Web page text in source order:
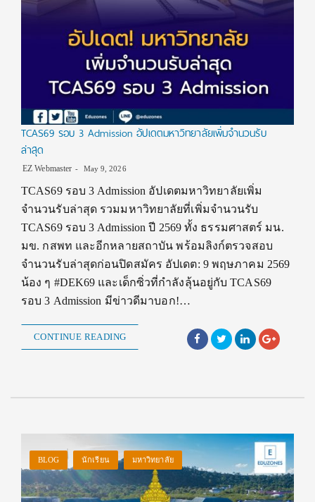
TCAS69 รอบ 3 Admission อัปเดตมหาวิทยาลัยเพิ่มจำนวนรับ
ล่าสุด
EZ Webmaster May 9, 2026
TCAS69 รอบ 3 Admission อัปเดตมหาวิทยาลัยเพิ่ม
จำนวนรับล่าสุด รวมมหาวิทยาลัยที่เพิ่มจำนวนรับ
TCAS69 รอบ 3 Admission ปี 2569 ทั้ง ธรรมศาสตร์ มน.
มข. กสพท และอีกหลายสถาบัน พร้อมลิงก์ตรวจสอบ
จำนวนรับล่าสุดก่อนปิดสมัคร อัปเดต: 9 พฤษภาคม 2569
น้อง ๆ #DEK69 และเด็กซิ่วที่กำลังลุ้นอยู่กับ TCAS69
รอบ 3 Admission มีข่าวดีมาบอก!…
CONTINUE READING
BLOG นักเรียน มหาวิทยาลัย